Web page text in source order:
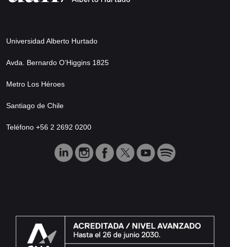
Universidad Alberto Hurtado
Avda. Bernardo O’Higgins 1825
Metro Los Héroes
Santiago de Chile
Teléfono +56 2 2692 0200